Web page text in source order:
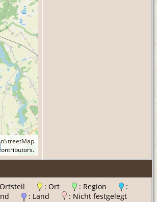
: Ort : Region
:
: Land : Nicht festgelegt